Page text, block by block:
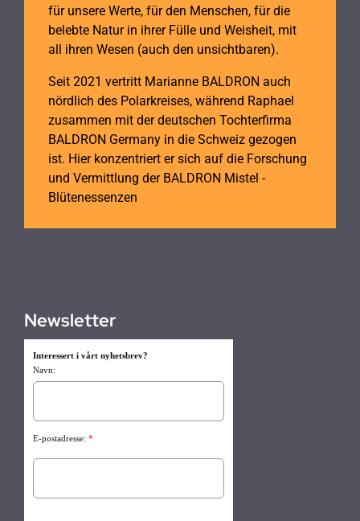
für unsere Werte, für den Menschen, für die
belebte Natur in ihrer Fülle und Weisheit, mit
all ihren Wesen (auch den unsichtbaren).
Seit 2021 vertritt Marianne BALDRON auch
nördlich des Polarkreises, während Raphael
zusammen mit der deutschen Tochterfirma
BALDRON Germany in die Schweiz gezogen
ist. Hier konzentriert er sich auf die Forschung
und Vermittlung der BALDRON Mistel -
Blütenessenzen
Newsletter
Interessert i vårt nyhetsbrev?
Navn:
E-postadresse: *